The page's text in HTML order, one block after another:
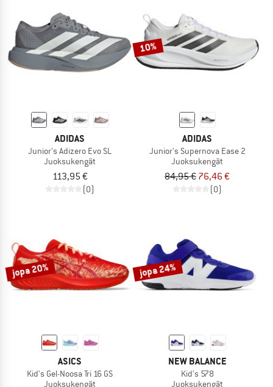
NOW UP TO 50% OFF
TO THE SALE
ADIDAS
Junior's Adizero Evo SL
Juoksukengät
113,95 €
(0)
10%
ADIDAS
Junior's Supernova Ease 2
Juoksukengät
84,95 € 76,46 €
(0)
jopa 20%
ASICS
Kid's Gel-Noosa Tri 16 GS
Juoksukengät
jopa 24%
NEW BALANCE
Kid's 578
Juoksukengät